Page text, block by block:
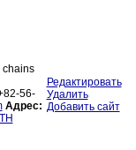
chains
56-
Адрес:
Редактировать
Удалить
Добавить сайт